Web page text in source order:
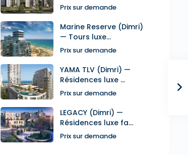
Prix sur demande
Marine Reserve (Dimri)
— Tours luxe...
Prix sur demande
YAMA TLV (Dimri) —
Résidences luxe ...
Prix sur demande
LEGACY (Dimri) —
Résidences luxe fa...
Prix sur demande